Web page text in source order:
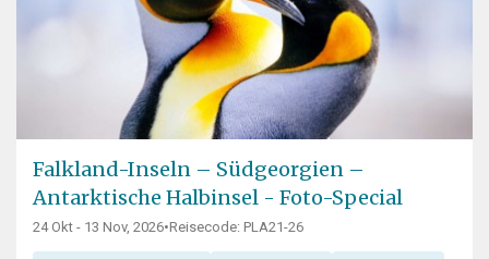
Falkland-Inseln – Südgeorgien –
Antarktische Halbinsel - Foto-Special
24 Okt - 13 Nov, 2026•Reisecode: PLA21-26